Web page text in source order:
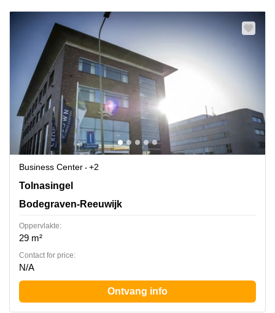
Business Center
+2
Tolnasingel 3, Bodegraven-Reeuwijk
Tolnasingel
Bodegraven-Reeuwijk
Oppervlakte:
29 m²
Contact for price:
N/A
Ontvang info